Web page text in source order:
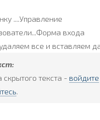
....Управление
входа
все и вставляем
текста - войдите
.